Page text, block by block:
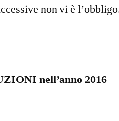
non vi è l’obbligo.
nell’anno 2016